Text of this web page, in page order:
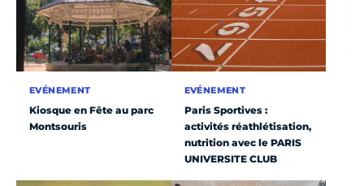
EVÉNEMENT
Kiosque en Fête au parc
Montsouris
EVÉNEMENT
Paris Sportives :
activités réathlétisation,
nutrition avec le PARIS
UNIVERSITE CLUB